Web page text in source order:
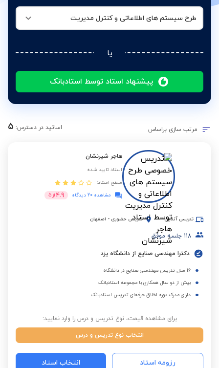
طرح سیستم های اطلاعاتی و کنترل مدیریت
یا
پیشنهاد استاد توسط استادبانک
مرتب سازی براساس اساتید در دسترس: 5
هاجر شیرنشان
استاد تایید شده
سطح استاد:
مشاهده 20 دیدگاه
4.9 از 5
تدریس آنلاین تدریس حضوری - اصفهان
118 جلسه موفق
دکترا مهندسی صنایع از دانشگاه یزد
16 سال تدریس مهندسی صنایع در دانشگاه
بیش از دو سال همکاری با مجموعه استادبانک
دارای مدرک دوره اخلاق حرفه‌ای تدریس استادبانک
برای مشاهده قیمت، نوع تدریس و درس را وارد نمایید:
انتخاب نوع تدریس و درس
رزومه استاد انتخاب استاد